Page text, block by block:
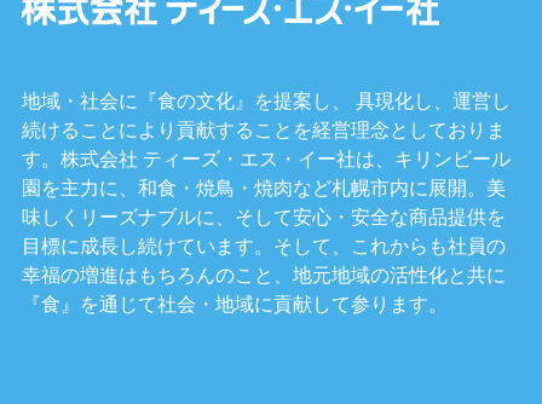
地域・社会に『食の文化』を提案し、 具現化し、運営し
続けることにより貢献することを経営理念としておりま
す。株式会社 ティーズ・エス・イー社は、キリンビール
園を主力に、和食・焼鳥・焼肉など札幌市内に展開。美
味しくリーズナブルに、そして安心・安全な商品提供を
目標に成長し続けています。そして、これからも社員の
幸福の増進はもちろんのこと、地元地域の活性化と共に
『食』を通じて社会・地域に貢献して参ります。